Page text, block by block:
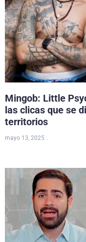
Mingob: Little
las clicas que se
territorios
mayo 13, 2025